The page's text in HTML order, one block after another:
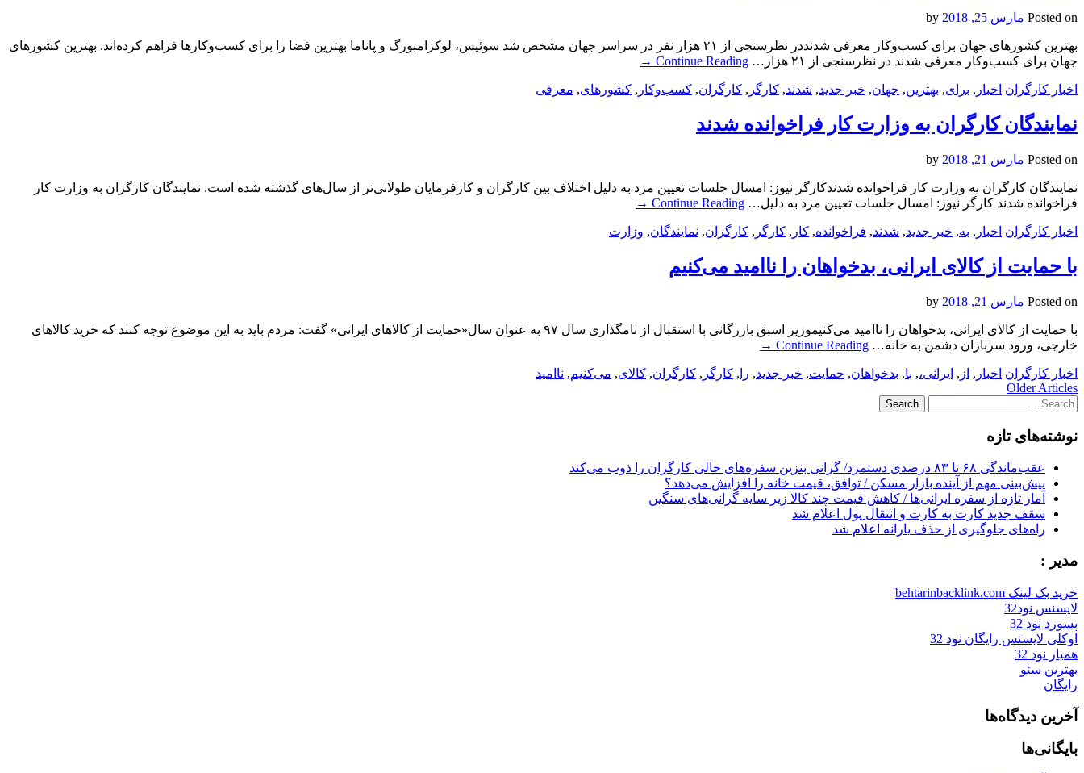
Posted on مارس 25, 2018
بهترین کشورهای جهان برای کسب‌وکار معرفی شدنددر نظرسنجی از ۲۱ هزار نفر در سراسر جهان مشخص شد سوئیس، لوکزامبورگ و پاناما بهترین فضا را برای کسب‌وکارها فراهم کرده‌اند. بهترین کشورهای
جهان برای کسب‌وکار معرفی شدند در نظرسنجی از ۲۱ هزار…
Continue Reading
→
اخبار کارگران اخبار , برای, بهترین, جهان, خبر جدید, شدند, کارگر , کارگران, کسب‌وکار , کشورهای, معرفی
نمایندگان کارگران به وزارت کار فراخوانده شدند
Posted on مارس 21, 2018
نمایندگان کارگران به وزارت کار فراخوانده شدندکارگر نیوز: امسال جلسات تعیین مزد به دلیل اختلاف بین کارگران و کارفرمایان طولانی‌تر از سال‌های گذشته شده است. نمایندگان کارگران به وزارت کار
فراخوانده شدند کارگر نیوز: امسال جلسات تعیین مزد به دلیل… Continue Reading
→
اخبار کارگران اخبار , به, خبر جدید, شدند, فراخوانده, کار , کارگر , کارگران, نمایندگان, وزارت
با حمایت از کالای ایرانی، بدخواهان را ناامید می‌کنیم
Posted on مارس 21, 2018
با حمایت از کالای ایرانی، بدخواهان را ناامید می‌کنیموزیر اسبق بازرگانی با استقبال از نامگذاری سال ۹۷ به عنوان سال«حمایت از کالاهای ایرانی» گفت: مردم باید به این موضوع توجه کنند که خرید کالاهای
خارجی، ورود سربازان دشمن به خانه… Continue Reading
→
اخبار کارگران اخبار , از , ایرانی،, با, بدخواهان, حمایت, خبر جدید, را , کارگر , کارگران, کالای, می‌کنیم, ناامید
Post
navigation
Older Articles
Search
for:
نوشته‌های تازه
عقب‌ماندگی ۶۸ تا ۸۳ درصدی دستمزد/ گرانی بنزین سفره‌های خالی کارگران را ذوب می‌کند
پیش‌بینی مهم از آینده بازار مسکن / توافق، قیمت خانه را افزایش می‌دهد؟
آمار تازه از سفره ایرانی‌ها / کاهش قیمت چند کالا زیر سایه گرانی‌های سنگین
سقف جدید کارت به کارت و انتقال پول اعلام شد
راه‌های جلوگیری از حذف یارانه اعلام شد
مدیر :
خرید بک لینک behtarinbacklink.com
لایسنس نود32
پسورد نود 32
اوکلی لایسنس رایگان نود 32
همیار نود 32
بهترین سئو
رایگان
آخرین دیدگاه‌ها
بایگانی‌ها